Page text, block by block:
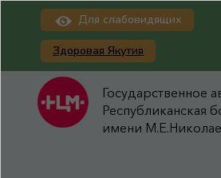
Для слабовидящих
Здоровая Якутия
Государственное
Республиканская
имени